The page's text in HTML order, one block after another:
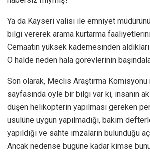
Ya da Kayseri valisi ile emniyet
bilgi vererek arama kurtarma
Cemaatin yüksek kademesinden
O halde neden hala görevlerinin
Son olarak, Meclis Araştırma Komisyonu
sayfasında öyle bir bilgi var ki, insanın
düşen helikopterin yapılması gereken
usulüne uygun yapılmadığı, bakım
yapıldığı ve sahte imzaların bulunduğu
Ancak nedense bugüne kadar kimse